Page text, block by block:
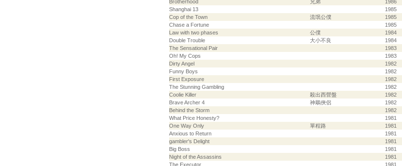
Brotherhood
兄弟 1986
Shanghai 13
1985
Cop of the Town
流氓公僕 1985
Chase a Fortune
1985
Law with two phases
公僕 1984
Double Trouble
大小不良 1984
The Sensational Pair
1983
Oh! My Cops
1983
Dirty Angel
1982
Funny Boys
1982
First Exposure
1982
The Stunning Gambling
1982
Coolie Killer
殺出西營盤 1982
Brave Archer 4
神鵰俠侶 1982
Behind the Storm
1982
What Price Honesty?
1981
One Way Only
單程路 1981
Anxious to Return
1981
gambler's Delight
1981
Big Boss
1981
Night of the Assassins
1981
The Executor
1981